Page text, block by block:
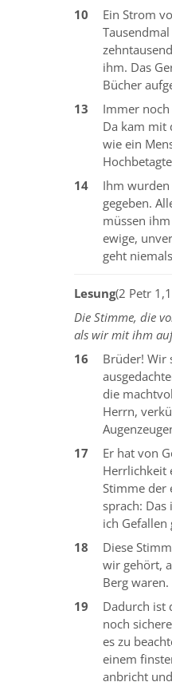
10
Ein Strom
ihm. Das
Bücher
13
Immer
Da kam mit
wie ein
14
Ihm
gegeben.
müssen
ewige,
geht
Lesung(2 Petr
Die Stimme, die
als wir mit ihm
16
Brüder! Wir
die
Herrn,
17
Er hat von
Herrlichkeit
Stimme der
sprach: Das
ich Gefallen
18
Diese
wir gehört,
Berg waren.
19
Dadurch ist
noch
es zu
einem
anbricht